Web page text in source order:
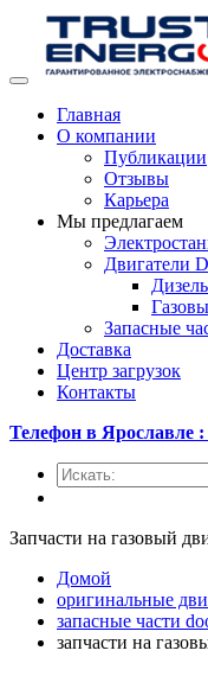
Главная
О компании
Публикации
Отзывы
Карьера
Мы предлагаем
Двигатели
Запасные
Доставка
Центр загрузок
Контакты
Телефон в Ярославле :
Запчасти на газовый
Домой
оригинальные
запасные части
запчасти на